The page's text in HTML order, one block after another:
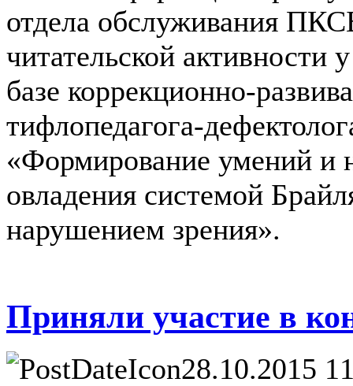
отдела обслуживания
читательской активности
базе коррекционно-
тифлопедагога-
«Формирование умений и
овладения системой
нарушением зрения».
Приняли участие в
28.10.2015